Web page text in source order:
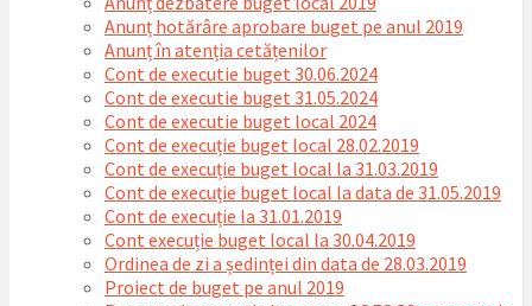
Anunț hotărâre aprobare buget pe anul 2019
Anunț în atenția cetățenilor
Cont de executie buget 30.06.2024
Cont de executie buget 31.05.2024
Cont de executie buget local 2024
Cont de execuție buget local 28.02.2019
Cont de execuție buget local la 31.03.2019
Cont de execuție buget local la data de 31.05.2019
Cont de execuție la 31.01.2019
Cont execuție buget local la 30.04.2019
Ordinea de zi a ședinței din data de 28.03.2019
Proiect de buget pe anul 2019